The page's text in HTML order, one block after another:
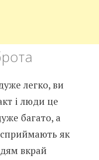
легко, ви
і люди це
багато, а
як
вкрай